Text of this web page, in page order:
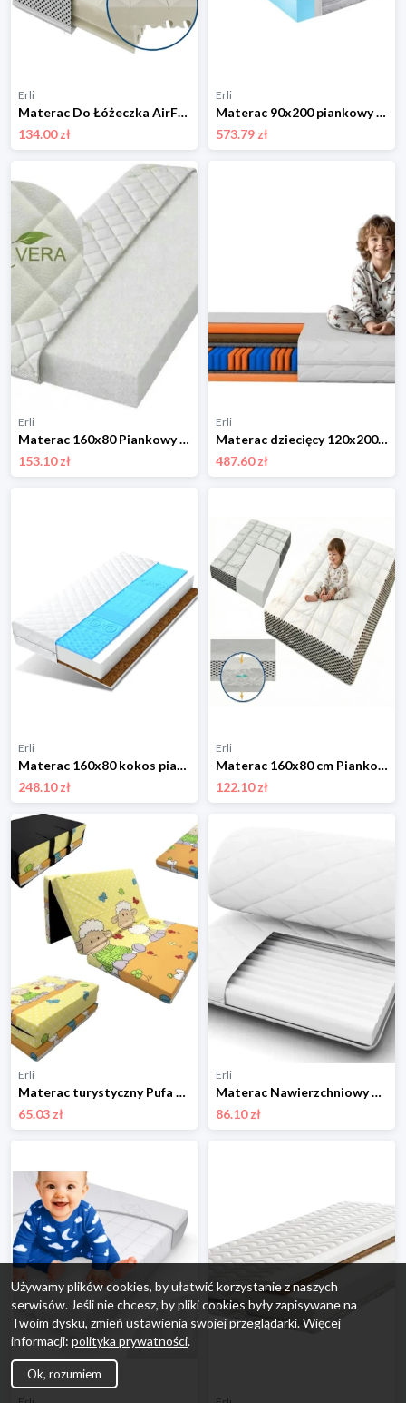
Erli
Materac Do Łóżeczka AirFlow Comfort 120x60 Piankowy Antyseptyczny Strefowy
134.00 zł
Erli
Materac 90x200 piankowy dla dziecka z pianką HR miękki 24cm antyalergiczny
573.79 zł
Erli
Materac 160x80 Piankowy Dwustronny Twardy ALOE VERA Antyalergiczny Premium
153.10 zł
Erli
Materac dziecięcy 120x200 kieszeniowy dwustronny kokos 17 cm twardy, średni
487.60 zł
Erli
Materac 160x80 kokos pianka HR profilowana BOLEK
248.10 zł
Erli
Materac 160x80 cm Piankowy do łóżeczka Dziecięcy H3 Pełny Atest Oeko-Tex
122.10 zł
Erli
Materac turystyczny Pufa 120x60 dla dzieci + Torba Składany 2w1
65.03 zł
Erli
Materac Nawierzchniowy 160x80 piankowy dziecięcy średniotwardy Topper
86.10 zł
Używamy plików cookies, by ułatwić korzystanie z naszych
serwisów. Jeśli nie chcesz, by pliki cookies były zapisywane na
Twoim dysku, zmień ustawienia swojej przeglądarki. Więcej
informacji: polityka prywatności.
Ok, rozumiem